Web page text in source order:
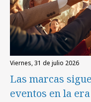
viernes, 31 de julio 2026
Las marcas
eventos en la